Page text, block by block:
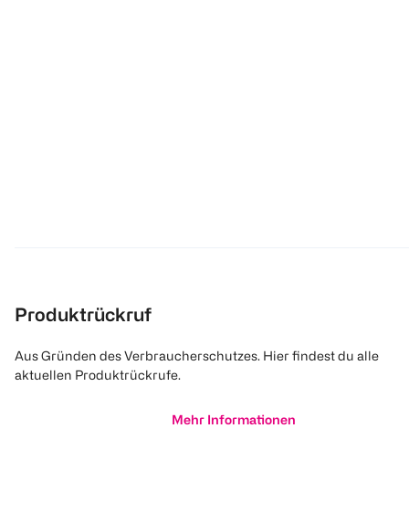
Produktrückruf
Aus Gründen des Verbraucherschutzes. Hier findest du alle
aktuellen Produktrückrufe.
Mehr Informationen